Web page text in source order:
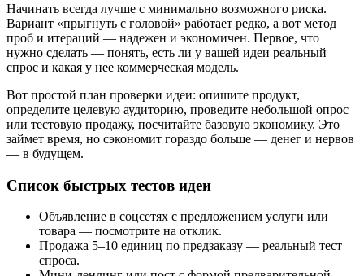
Начинать всегда лучше с минимально возможного риска.
Вариант «прыгнуть с головой» работает редко, а вот метод
проб и итераций — надежен и экономичен. Первое, что
нужно сделать — понять, есть ли у вашей идеи реальный
спрос и какая у нее коммерческая модель.
Вот простой план проверки идеи: опишите продукт,
определите целевую аудиторию, проведите небольшой опрос
или тестовую продажу, посчитайте базовую экономику. Это
займет время, но сэкономит гораздо больше — денег и нервов
— в будущем.
Список быстрых тестов идеи
Объявление в соцсетях с предложением услуги или
товара — посмотрите на отклик.
Продажа 5–10 единиц по предзаказу — реальный тест
спроса.